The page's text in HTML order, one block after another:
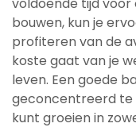
bouwen, kun je
profiteren van de
koste gaat van je
leven. Een goede
geconcentreerd te
kunt groeien in